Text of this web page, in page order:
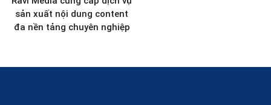
sản xuất nội dung content
đa nền tảng chuyên nghiệp